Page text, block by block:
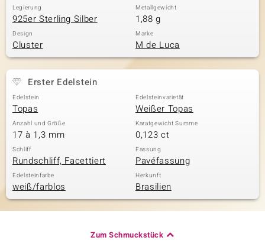
Classics
Legierung
925er Sterling Silber
Metallgewicht
1,88 g
Design
Cluster
Marke
M de Luca
Erster Edelstein
Edelstein
Topas
Edelsteinvarietät
Weißer Topas
Anzahl und Größe
17 à 1,3 mm
Karatgewicht Summe
0,123 ct
Schliff
Rundschliff, Facettiert
Fassung
Pavéfassung
Edelsteinfarbe
weiß/farblos
Herkunft
Brasilien
Zum Schmuckstück